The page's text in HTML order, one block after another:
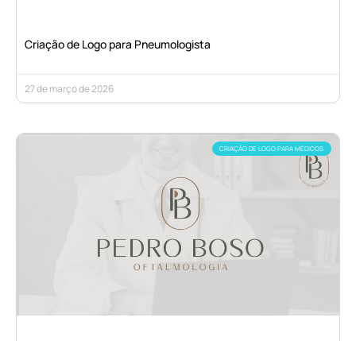
Criação de Logo para Pneumologista
27 de março de 2026
CRIAÇÃO DE LOGO PARA MÉDICOS